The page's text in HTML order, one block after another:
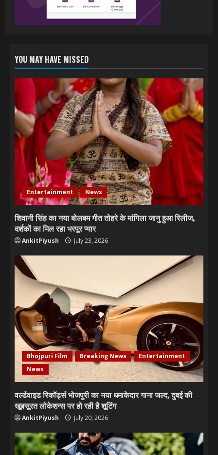
YOU MAY HAVE MISSED
Entertainment News
शिवानी सिंह का नया बोलबम गीत तोहरे के मांगिला जानु हुआ रिलीज,
दर्शकों का मिल रहा भरपूर प्यार
AnkitPiyush July 23, 2026
Bhojpuri Film Breaking News
Entertainment
News
वर्ल्डवाइड रिकॉर्ड्स भोजपुरी का नया धमाकेदार गाना जल्द, दुबई की
खूबसूरत लोकेशन्स पर हो रही है शूटिंग
AnkitPiyush July 20, 2026